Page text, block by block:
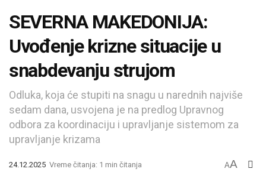
SEVERNA MAKEDONIJA:
Uvođenje krizne situacije u
snabdevanju strujom
Odluka, koja će stupiti na snagu u narednih najviše
sedam dana, usvojena je na predlog Upravnog
odbora za koordinaciju i upravljanje sistemom za
upravljanje krizama
24.12.2025 Vreme čitanja: 1 min čitanja AA